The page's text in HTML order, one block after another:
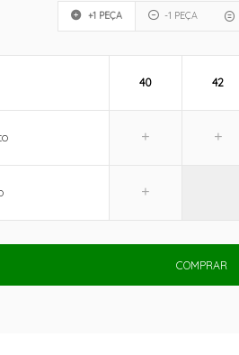
+1 PEÇA -1 PEÇA
40 42
COMPRAR